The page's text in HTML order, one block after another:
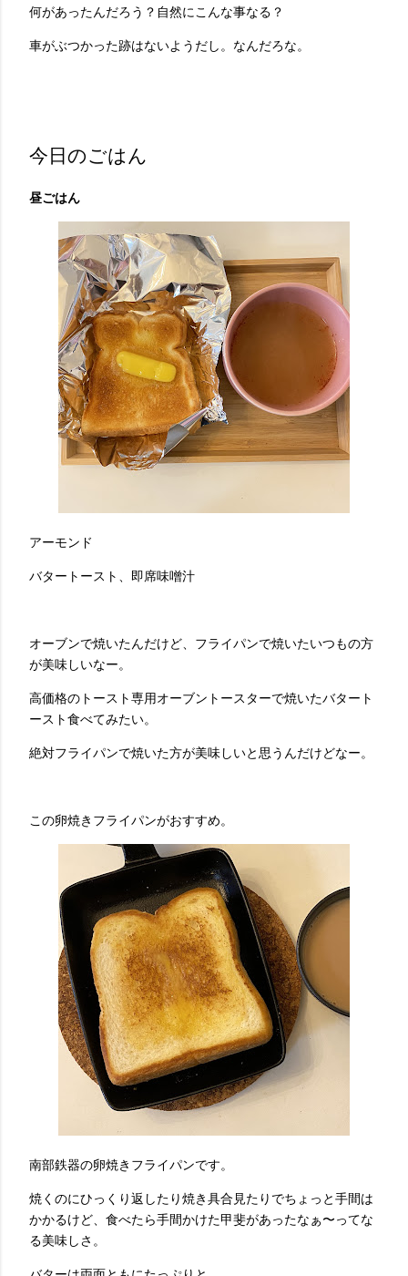
何があったんだろう？自然にこんな事なる？
車がぶつかった跡はないようだし。なんだろな。
今日のごはん
昼ごはん
アーモンド
バタートースト、即席味噌汁
オーブンで焼いたんだけど、フライパンで焼いたいつもの方
が美味しいなー。
高価格のトースト専用オーブントースターで焼いたバタート
ースト食べてみたい。
絶対フライパンで焼いた方が美味しいと思うんだけどなー。
この卵焼きフライパンがおすすめ。
南部鉄器の卵焼きフライパンです。
焼くのにひっくり返したり焼き具合見たりでちょっと手間は
かかるけど、食べたら手間かけた甲斐があったなぁ〜ってな
る美味しさ。